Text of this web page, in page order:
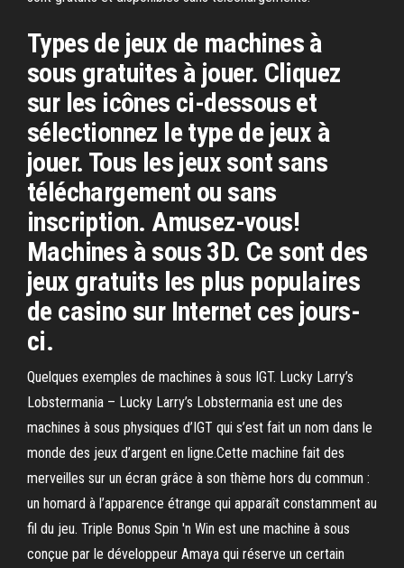
Types de jeux de machines à
sous gratuites à jouer. Cliquez
sur les icônes ci-dessous et
sélectionnez le type de jeux à
jouer. Tous les jeux sont sans
téléchargement ou sans
inscription. Amusez-vous!
Machines à sous 3D. Ce sont des
jeux gratuits les plus populaires
de casino sur Internet ces jours-
ci.
Quelques exemples de machines à sous IGT. Lucky Larry’s
Lobstermania – Lucky Larry’s Lobstermania est une des
machines à sous physiques d’IGT qui s’est fait un nom dans le
monde des jeux d’argent en ligne.Cette machine fait des
merveilles sur un écran grâce à son thème hors du commun :
un homard à l’apparence étrange qui apparaît constamment au
fil du jeu. Triple Bonus Spin 'n Win est une machine à sous
conçue par le développeur Amaya qui réserve un certain